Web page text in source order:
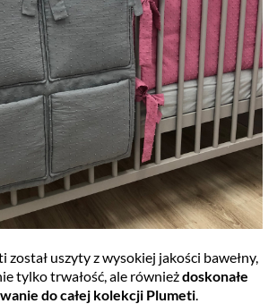
został uszyty z wysokiej jakości bawełny,
tylko trwałość, ale równieżdoskonałe
do całej kolekcji Plumeti.